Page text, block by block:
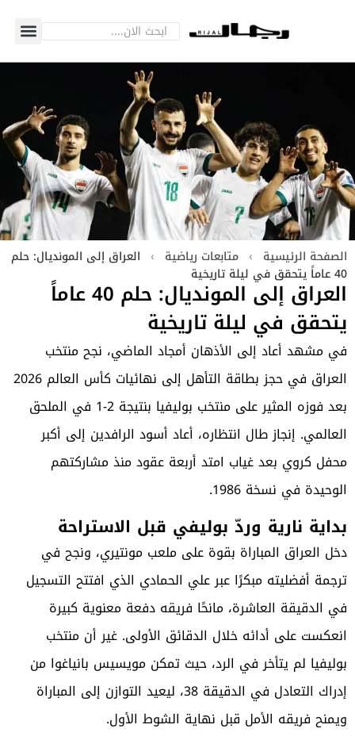
الصفحة الرئيسية › متابعات رياضية › العراق إلى المونديال: حلم
40 عاماً يتحقق في ليلة تاريخية
العراق إلى المونديال: حلم 40 عاماً
يتحقق في ليلة تاريخية
في مشهد أعاد إلى الأذهان أمجاد الماضي، نجح منتخب
العراق في حجز بطاقة التأهل إلى نهائيات كأس العالم 2026
بعد فوزه المثير على منتخب بوليفيا بنتيجة 2-1 في الملحق
العالمي. إنجاز طال انتظاره، أعاد أسود الرافدين إلى أكبر
محفل كروي بعد غياب امتد أربعة عقود منذ مشاركتهم
الوحيدة في نسخة 1986.
بداية نارية وردّ بوليفي قبل الاستراحة
دخل العراق المباراة بقوة على ملعب مونتيري، ونجح في
ترجمة أفضليته مبكرًا عبر علي الحمادي الذي افتتح التسجيل
في الدقيقة العاشرة، مانحًا فريقه دفعة معنوية كبيرة
انعكست على أدائه خلال الدقائق الأولى. غير أن منتخب
بوليفيا لم يتأخر في الرد، حيث تمكن مويسيس بانياغوا من
إدراك التعادل في الدقيقة 38، ليعيد التوازن إلى المباراة
ويمنح فريقه الأمل قبل نهاية الشوط الأول.